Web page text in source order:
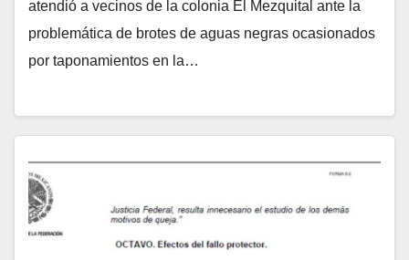
atendió a vecinos de la colonia El Mezquital ante la
problemática de brotes de aguas negras ocasionados
por taponamientos en la…